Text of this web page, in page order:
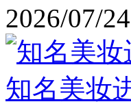
2026/07/24
知名美妆